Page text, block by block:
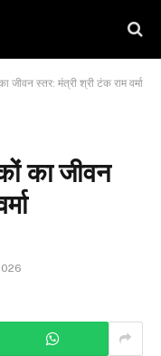
जीवन स्तर: मंत्री श्री टंक राम वर्मा
का जीवन